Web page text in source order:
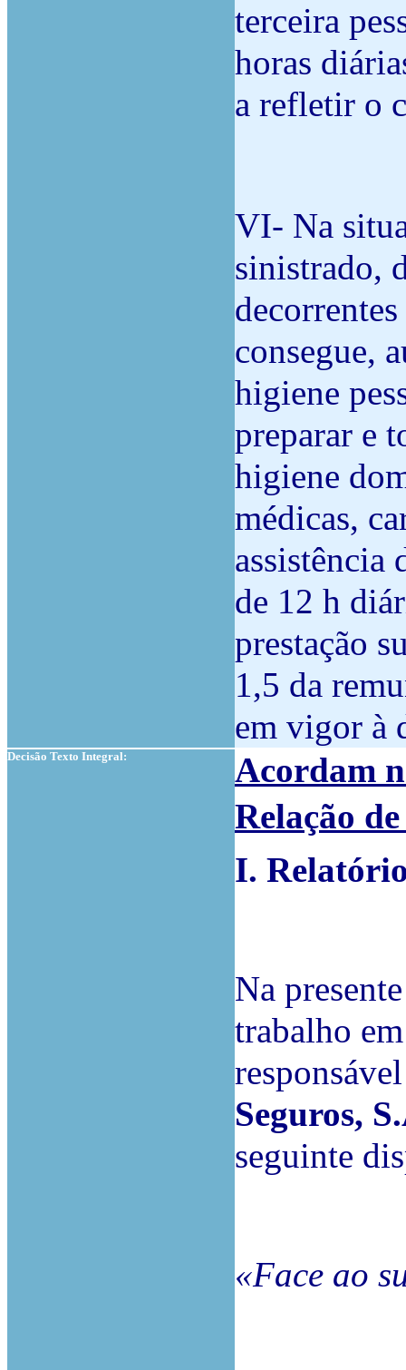
terceira
horas
a refletir o
VI- Na
sinistrado,
consegue,
higiene
preparar e
higiene
médicas,
assistência
de 12 h
prestação
1,5 da
em vigor à
Decisão Texto Integral:
Acordam
Relação
I.
Na
trabalho
Seguros,
seguinte
«Face ao